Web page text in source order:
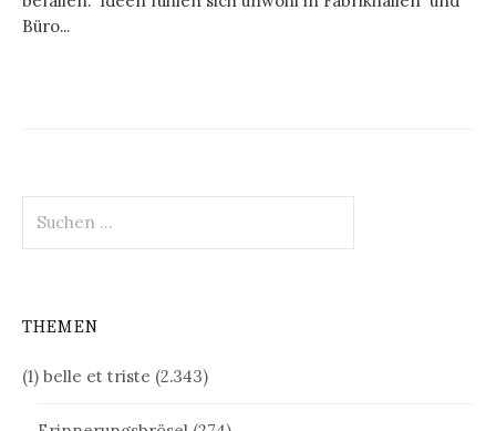
Büro...
nach:
THEMEN
(1) belle et triste (2.343)